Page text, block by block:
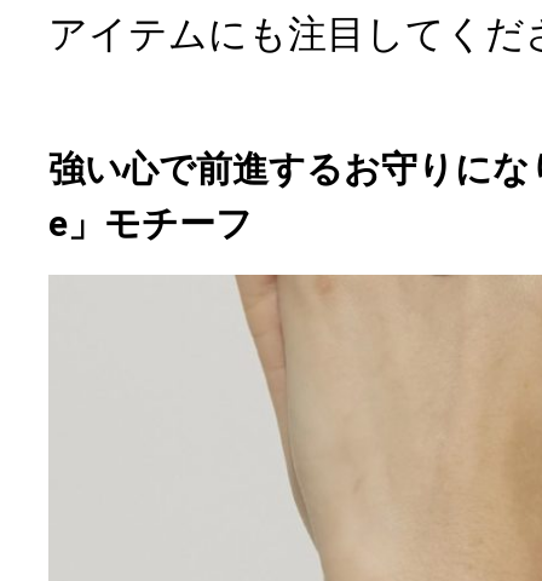
アイテムにも注目してくだ
強い心で前進するお守りに
e」モチーフ